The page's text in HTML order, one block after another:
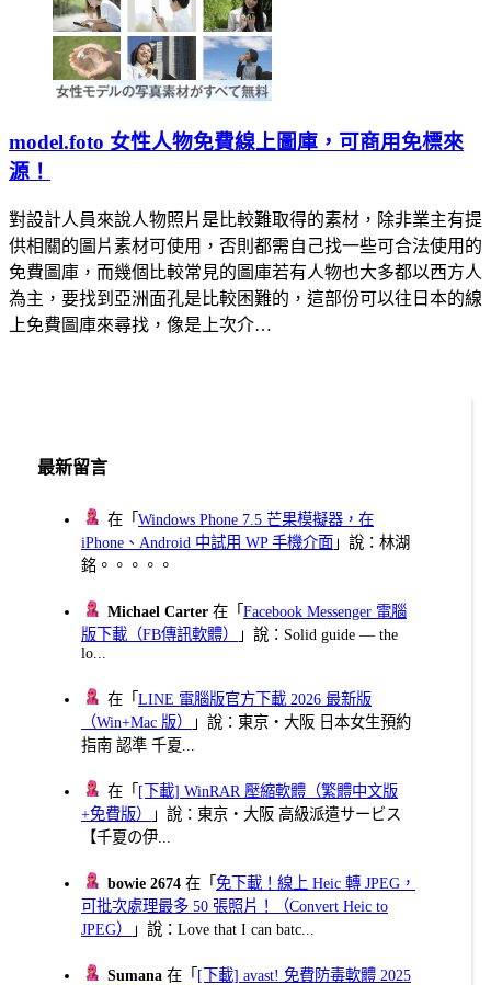
model.foto 女性人物免費線上圖庫，可商用免標來
源！
對設計人員來說人物照片是比較難取得的素材，除非業主有提
供相關的圖片素材可使用，否則都需自己找一些可合法使用的
免費圖庫，而幾個比較常見的圖庫若有人物也大多都以西方人
為主，要找到亞洲面孔是比較困難的，這部份可以往日本的線
上免費圖庫來尋找，像是上次介…
最新留言
在「Windows Phone 7.5 芒果模擬器，在
iPhone、Android 中試用 WP 手機介面 」說：林湖
銘。。。。。
Michael Carter 在「Facebook Messenger 電腦
版下載（FB傳訊軟體）
」說：Solid guide — the
lo...
在「LINE 電腦版官方下載 2026 最新版
（Win+Mac 版）
」說：東京・大阪 日本女生預約
指南 認準 千夏...
在「 [下載] WinRAR 壓縮軟體（繁體中文版
+免費版）
」說：東京・大阪 高級派遣サービス
【千夏の伊...
bowie 2674 在「免下載！線上 Heic 轉 JPEG，
可批次處理最多 50 張照片！（Convert Heic to
JPEG）
」說：Love that I can batc...
Sumana 在「 [下載] avast! 免費防毒軟體 2025